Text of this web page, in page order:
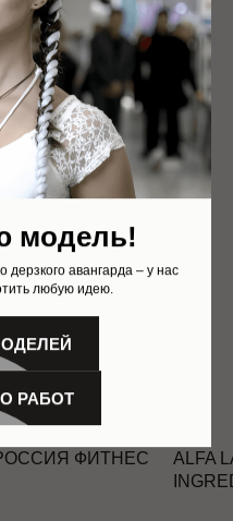
РОССИЯ ФИТНЕС
ALFA
модель!
дерзкого авангарда – у нас
любую идею.
РАБОТ